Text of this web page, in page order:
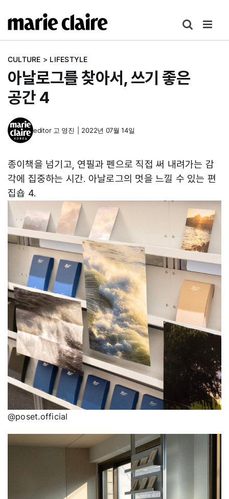
텐
건CULTURE > LIFESTYLE
아날로그를 찾아서, 쓰기 좋은
공간 4
editor 고 영진 2022년 07월 14일
종이책을 넘기고, 연필과 펜으로 직접 써 내려가는 감
각에 집중하는 시간. 아날로그의 멋을 느낄 수 있는 편
집숍 4.
@poset.official